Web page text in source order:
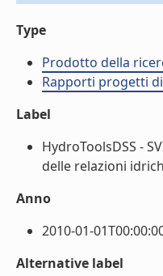
Type
Prodotto della
Rapporti progetti
Label
HydroToolsDSS -
delle relazioni
Anno
2010-01-
Alternative label